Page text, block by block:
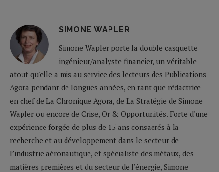
SIMONE WAPLER
Simone Wapler porte la double casquette
ingénieur/analyste financier, un véritable
atout qu'elle a mis au service des lecteurs des Publications
Agora pendant de longues années, en tant que rédactrice
en chef de La Chronique Agora, de La Stratégie de Simone
Wapler ou encore de Crise, Or & Opportunités. Forte d'une
expérience forgée de plus de 15 ans consacrés à la
recherche et au développement dans le secteur de
l’industrie aéronautique, et spécialiste des métaux, des
matières premières et du secteur de l’énergie, Simone